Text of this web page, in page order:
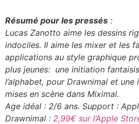
Résumé pour les pressés :
Lucas Zanotto aime les dessins
indociles. Il aime les mixer et les
applications au style graphique
plus jeunes: une initiation
l’alphabet, pour Drawnimal et
mises en scène dans Miximal.
Age idéal : 2/6 ans. Support :
Drawnimal : 2,99€ sur l’Apple